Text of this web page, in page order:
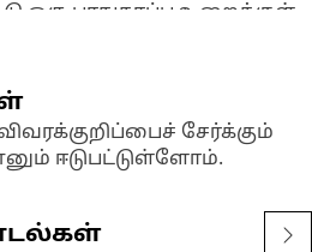
ஒரு பாதுகாப்பு உறைக்குள்
சமிக்ஞைகள் மற்றும்
கம்பிகளும் அடையாளம்
சேர்க்கும்
ஈடுபட்டுள்ளோம்.